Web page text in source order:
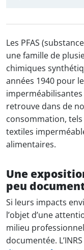
Les PFAS
une famille de
chimiques
années 1940 pour
retrouve dans de
consommation,
textiles
alimentaires.
Une
peu
Si leurs impacts
l’objet d’une
milieu
documentée.